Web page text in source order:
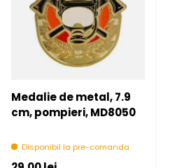
Medalie de metal, 7.9
cm, pompieri, MD8050
Disponibil la pre-comanda